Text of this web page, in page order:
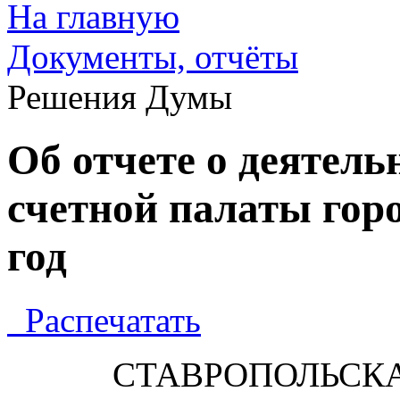
На главную
Документы, отчёты
Решения Думы
Об отчете о
счетной палаты
год
Распечатать